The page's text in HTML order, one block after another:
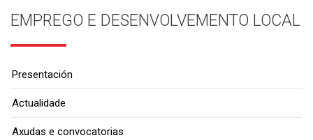
EMPREGO E DESENVOLVEMENTO LOCAL
Presentación
Actualidade
Axudas e convocatorias